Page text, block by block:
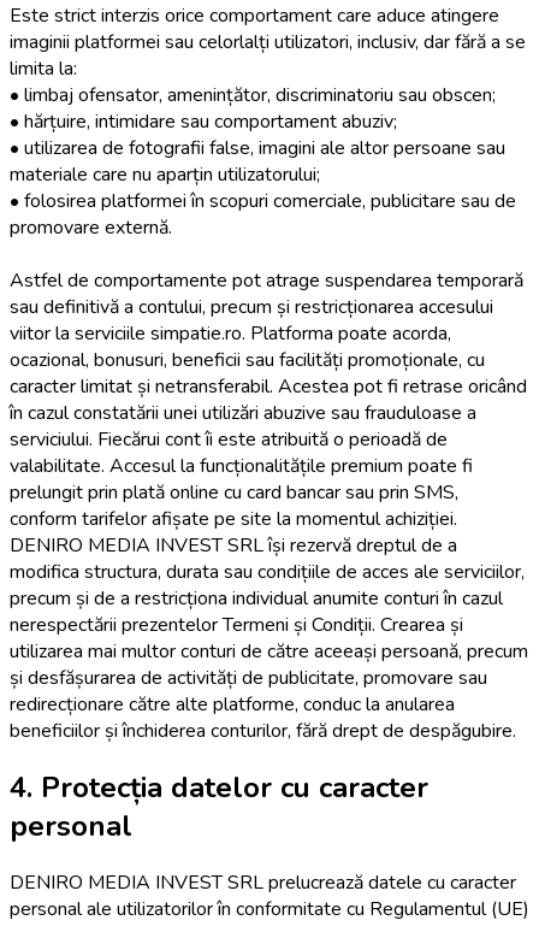
Este strict interzis orice comportament care aduce atingere
imaginii platformei sau celorlalți utilizatori, inclusiv, dar fără a se
limita la:
• limbaj ofensator, amenințător, discriminatoriu sau obscen;
• hărțuire, intimidare sau comportament abuziv;
• utilizarea de fotografii false, imagini ale altor persoane sau
materiale care nu aparțin utilizatorului;
• folosirea platformei în scopuri comerciale, publicitare sau de
promovare externă.
Astfel de comportamente pot atrage suspendarea temporară
sau definitivă a contului, precum și restricționarea accesului
viitor la serviciile simpatie.ro. Platforma poate acorda,
ocazional, bonusuri, beneficii sau facilități promoționale, cu
caracter limitat și netransferabil. Acestea pot fi retrase oricând
în cazul constatării unei utilizări abuzive sau frauduloase a
serviciului. Fiecărui cont îi este atribuită o perioadă de
valabilitate. Accesul la funcționalitățile premium poate fi
prelungit prin plată online cu card bancar sau prin SMS,
conform tarifelor afișate pe site la momentul achiziției.
DENIRO MEDIA INVEST SRL își rezervă dreptul de a
modifica structura, durata sau condițiile de acces ale serviciilor,
precum și de a restricționa individual anumite conturi în cazul
nerespectării prezentelor Termeni și Condiții. Crearea și
utilizarea mai multor conturi de către aceeași persoană, precum
și desfășurarea de activități de publicitate, promovare sau
redirecționare către alte platforme, conduc la anularea
beneficiilor și închiderea conturilor, fără drept de despăgubire.
4. Protecția datelor cu caracter
personal
DENIRO MEDIA INVEST SRL prelucrează datele cu caracter
personal ale utilizatorilor în conformitate cu Regulamentul (UE)